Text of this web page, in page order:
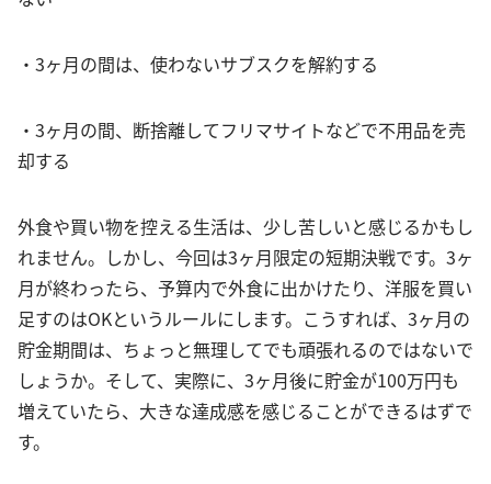
・3ヶ月の間は、使わないサブスクを解約する
・3ヶ月の間、断捨離してフリマサイトなどで不用品を売
却する
外食や買い物を控える生活は、少し苦しいと感じるかもし
れません。しかし、今回は3ヶ月限定の短期決戦です。3ヶ
月が終わったら、予算内で外食に出かけたり、洋服を買い
足すのはOKというルールにします。こうすれば、3ヶ月の
貯金期間は、ちょっと無理してでも頑張れるのではないで
しょうか。そして、実際に、3ヶ月後に貯金が100万円も
増えていたら、大きな達成感を感じることができるはずで
す。